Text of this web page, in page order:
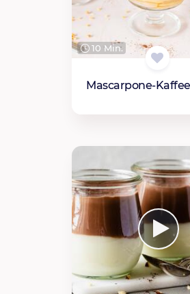
10 Min.
Mascarpone-